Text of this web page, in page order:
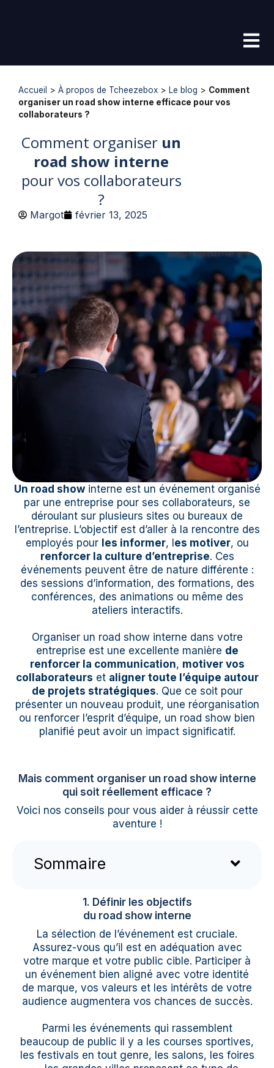
Accueil > À propos de Tcheezebox > Le blog > Comment
organiser un road show interne efficace pour vos
collaborateurs ?
Comment organiser un
road show interne
pour vos collaborateurs
?
Margot février 13, 2025
Un road showinterne est un événement organisé
par une entreprise pour ses collaborateurs, se
déroulant sur plusieurs sites ou bureaux de
l’entreprise. L’objectif est d’aller à la rencontre des
employés pour les informer, les motiver, ou
renforcer la culture d’entreprise. Ces
événements peuvent être de nature différente :
des sessions d’information, des formations, des
conférences, des animations ou même des
ateliers interactifs.
Organiser un road show interne dans votre
entreprise est une excellente manière de
renforcer la communication, motiver vos
collaborateurs et aligner toute l’équipe autour
de projets stratégiques. Que ce soit pour
présenter un nouveau produit, une réorganisation
ou renforcer l’esprit d’équipe, un road show bien
planifié peut avoir un impact significatif.
Mais comment organiser un road show interne
qui soit réellement efficace ?
Voici nos conseils pour vous aider à réussir cette
aventure !
Sommaire
1. Définir les objectifs
du road show interne
La sélection de l’événement est cruciale.
Assurez-vous qu’il est en adéquation avec
votre marque et votre public cible. Participer à
un événement bien aligné avec votre identité
de marque, vos valeurs et les intérêts de votre
audience augmentera vos chances de succès.
Parmi les événements qui rassemblent
beaucoup de public il y a les courses sportives,
les festivals en tout genre, les salons, les foires